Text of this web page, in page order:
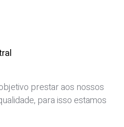
prestar aos nossos
para isso estamos